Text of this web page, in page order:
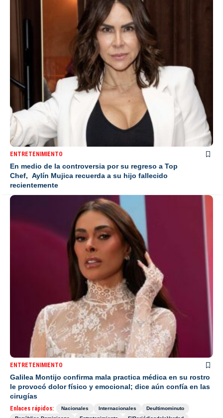
ENTRETENIMIENTO
En medio de la controversia por su regreso a Top
Chef, Aylín Mujica recuerda a su hijo fallecido
recientemente
ENTRETENIMIENTO
Galilea Montijo confirma mala practica médica en su rostro
le provocó dolor físico y emocional; dice aún confía en las
cirugías
Enlaces rápidos: Nacionales Internacionales
Deultimominuto